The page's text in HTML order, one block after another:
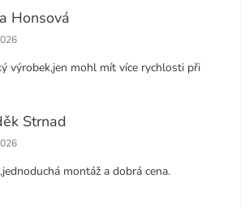
Honsová
obchodu je 5 z 5 hvězdiček.
výrobek,jen mohl mít více rychlosti při
Strnad
obchodu je 5 z 5 hvězdiček.
montáž a dobrá cena.